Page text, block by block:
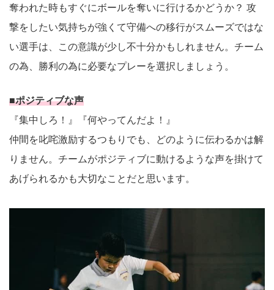
奪われた時もすぐにボールを奪いに行けるかどうか？ 攻
撃をしたい気持ちが強くて守備への移行がスムーズではな
い選手は、この意識が少し不十分かもしれません。チーム
の為、勝利の為に必要なプレーを選択しましょう。
■ポジティブな声
『集中しろ！』『何やってんだよ！』
仲間を叱咤激励するつもりでも、どのように伝わるかは解
りません。チームがポジティブに動けるような声を掛けて
あげられるかも大切なことだと思います。